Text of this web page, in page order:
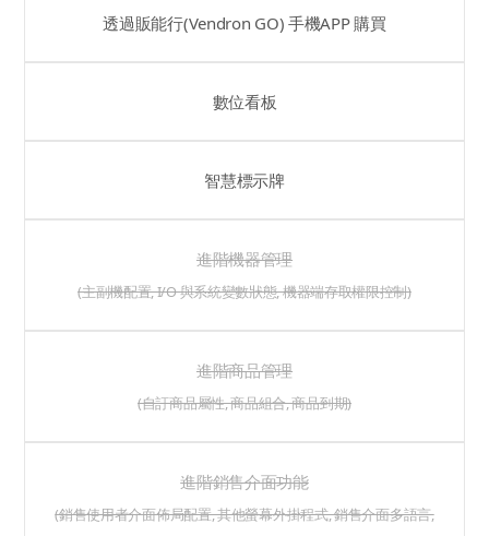
透過販能行(Vendron GO) 手機APP 購買
數位看板
智慧標示牌
進階機器管理
(主副機配置, I/O 與系統變數狀態, 機器端存取權限控制)
進階商品管理
(自訂商品屬性, 商品組合, 商品到期)
進階銷售介面功能
(銷售使用者介面佈局配置, 其他螢幕外掛程式, 銷售介面多語言,